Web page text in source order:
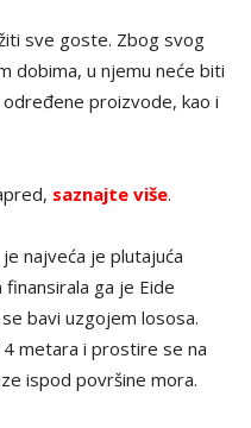
sve goste. Zbog svog
dobima, u njemu neće biti
proizvode, kao i
saznajte više.
najveća je plutajuća
ga je Eide
bavi uzgojem lososa.
metara i prostire se na
ispod površine mora.